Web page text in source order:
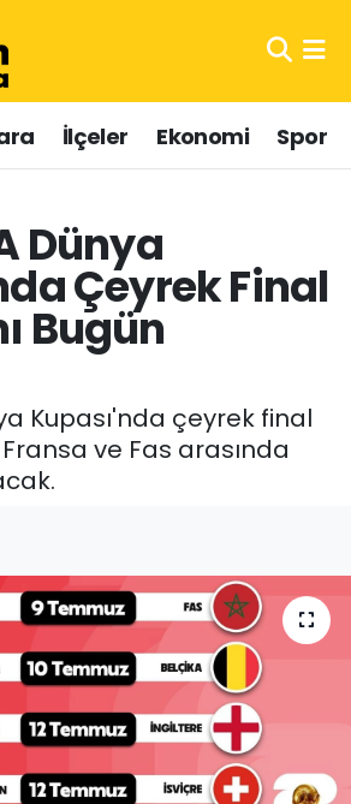
İlçeler Ekonomi Spor
Dünya
Çeyrek Final
Bugün
Kupası'nda çeyrek final
ve Fas arasında
Durumu ve Fikstür